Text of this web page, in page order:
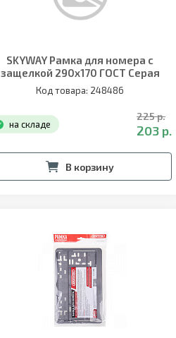
SKYWAY Рамка для номера с
защелкой 290х170 ГОСТ Серая
"АВТОНАРОДНЫЕ"
Код товара: 248486
на складе
225 р.
203 р.
В корзину